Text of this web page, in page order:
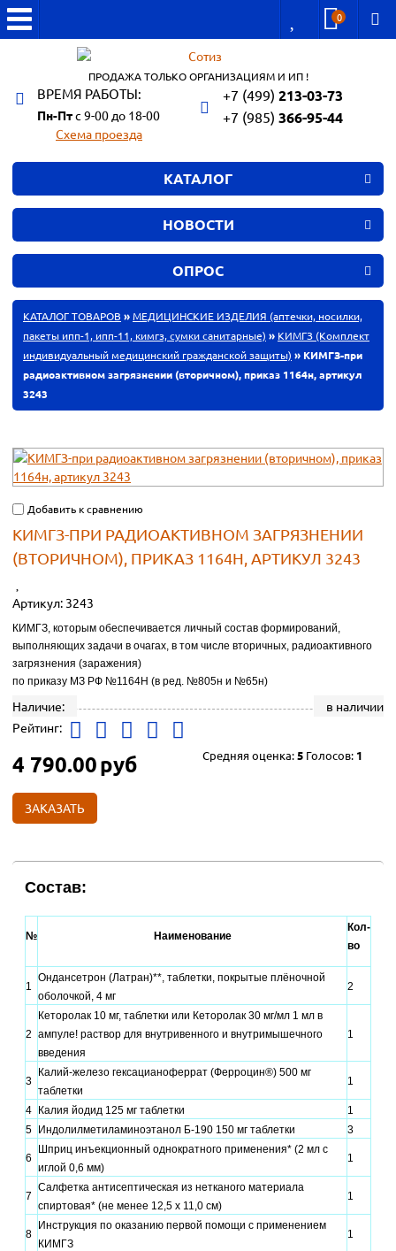
0
ПРОДАЖА ТОЛЬКО ОРГАНИЗАЦИЯМ И ИП !
ВРЕМЯ РАБОТЫ:
Пн-Птс 9-00 до 18-00
Схема проезда
+7 (499) 213-03-73
+7 (985) 366-95-44
КАТАЛОГ
НОВОСТИ
ОПРОС
КАТАЛОГ ТОВАРОВ »МЕДИЦИНСКИЕ ИЗДЕЛИЯ (аптечки, носилки,
пакеты ипп-1, ипп-11, кимгз, сумки санитарные) » КИМГЗ (Комплект
индивидуальный медицинский гражданской защиты) » КИМГЗ-при
радиоактивном загрязнении (вторичном), приказ 1164н, артикул
3243
Добавить к сравнению
КИМГЗ-ПРИ РАДИОАКТИВНОМ ЗАГРЯЗНЕНИИ
(ВТОРИЧНОМ), ПРИКАЗ 1164Н, АРТИКУЛ 3243
Артикул: 3243
КИМГЗ, которым обеспечивается личный состав формирований,
выполняющих задачи в очагах, в том числе вторичных, радиоактивного
загрязнения (заражения)
по приказу МЗ РФ №1164Н (в ред. №805н и №65н)
Наличие:
в наличии
Рейтинг:
Средняя оценка:5 Голосов: 1
4 790.00руб
ЗАКАЗАТЬ
Состав:
№ Наименование
Кол-
во
1
Ондансетрон (Латран)**, таблетки, покрытые плёночной
оболочкой, 4 мг
2
2
Кеторолак 10 мг, таблетки или Кеторолак 30 мг/мл 1 мл в
ампуле! раствор для внутривенного и внутримышечного
введения
1
3
Калий-железо гексацианоферрат (Ферроцин®) 500 мг
таблетки
1
4 Калия йодид 125 мг таблетки
1
5 Индолилметиламиноэтанол Б-190 150 мг таблетки 3
6
Шприц инъекционный однократного применения* (2 мл с
иглой 0,6 мм)
1
7
Салфетка антисептическая из нетканого материала
спиртовая* (не менее 12,5 х 11,0 см)
1
8
Инструкция по оказанию первой помощи с применением
КИМГЗ
1